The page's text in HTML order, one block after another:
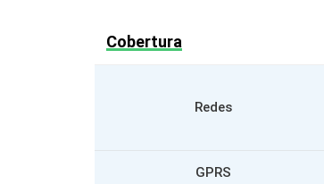
Cobertura
Redes
GPRS